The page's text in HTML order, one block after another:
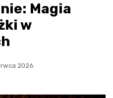
Magia
w
2026